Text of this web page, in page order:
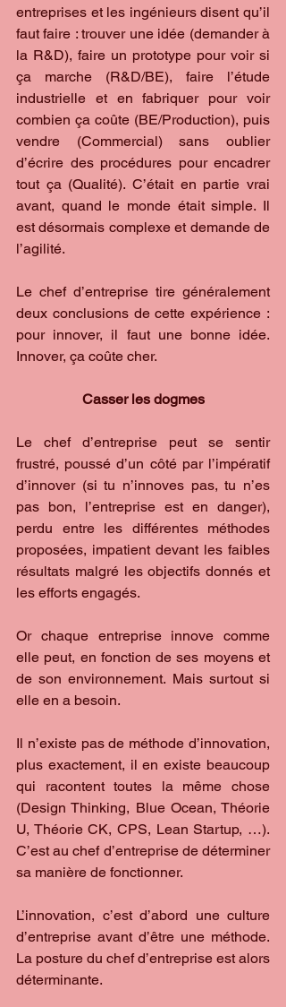
entreprises et les ingénieurs disent qu’il
faut faire : trouver une idée (demander à
la R&D), faire un prototype pour voir si
ça marche (R&D/BE), faire l’étude
industrielle et en fabriquer pour voir
combien ça coûte (BE/Production), puis
vendre (Commercial) sans oublier
d’écrire des procédures pour encadrer
tout ça (Qualité). C’était en partie vrai
avant, quand le monde était simple. Il
est désormais complexe et demande de
l’agilité.
Le chef d’entreprise tire généralement
deux conclusions de cette expérience :
pour innover, il faut une bonne idée.
Innover, ça coûte cher.
Casser les dogmes
Le chef d’entreprise peut se sentir
frustré, poussé d’un côté par l’impératif
d’innover (si tu n’innoves pas, tu n’es
pas bon, l’entreprise est en danger),
perdu entre les différentes méthodes
proposées, impatient devant les faibles
résultats malgré les objectifs donnés et
les efforts engagés.
Or chaque entreprise innove comme
elle peut, en fonction de ses moyens et
de son environnement. Mais surtout si
elle en a besoin.
Il n’existe pas de méthode d’innovation,
plus exactement, il en existe beaucoup
qui racontent toutes la même chose
(Design Thinking, Blue Ocean, Théorie
U, Théorie CK, CPS, Lean Startup, …).
C’est au chef d’entreprise de déterminer
sa manière de fonctionner.
L’innovation, c’est d’abord une culture
d’entreprise avant d’être une méthode.
La posture du chef d’entreprise est alors
déterminante.